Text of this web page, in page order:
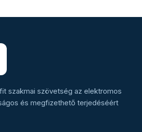
szakmai szövetség az elektromos
és megfizethető terjedéséért